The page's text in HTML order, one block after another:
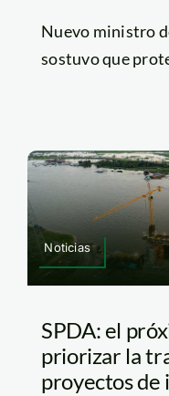
Nuevo ministro
sostuvo que
Noticias
SPDA: el
priorizar la
proyectos de